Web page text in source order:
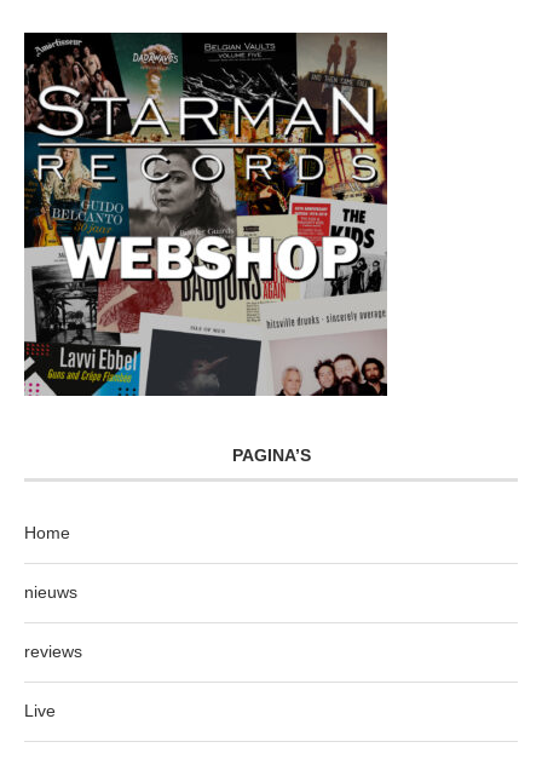
PAGINA’S
Home
nieuws
reviews
Live